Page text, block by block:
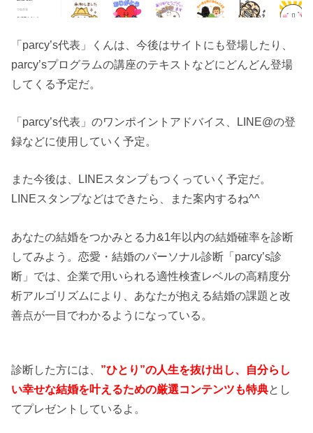
「parcy’s代表」くんは、今後はサイトにも登場したり、
parcy’sプログラムの講座のテキストなどにどんどん登場
してくる予定だ。
「parcy’s代表」のワンポイントアドバイス、LINE@の登
録などに使用していく予定。
また今後は、LINEスタンプもつくっていく予定だ。
LINEスタンプなどはできたら、また案内するね^^
あなたの結婚をつかみとる力&1年以内の結婚確率を診断
してみよう。恋愛・結婚のパーソナル診断「parcy’s診
断」では、企業で用いられる適性検査レベルの高精度分
析アルゴリズムにより、あなたが抱える結婚の課題と改
善点が一目でわかるようになっている。
診断した方には、 ”ひとり”の人生を抜け出し、自分らし
い幸せな結婚を叶えるための厳選コンテンツも特典とし
てプレゼントしているよ。